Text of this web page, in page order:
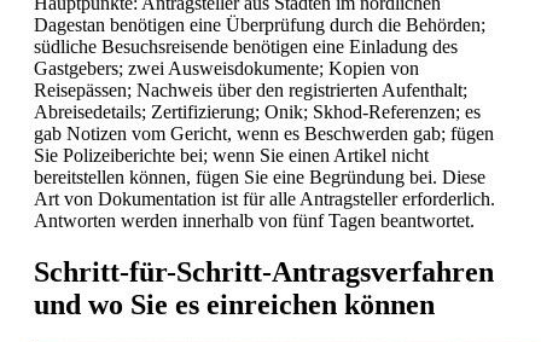
Dagestan benötigen eine Überprüfung durch die Behörden;
südliche Besuchsreisende benötigen eine Einladung des
Gastgebers; zwei Ausweisdokumente; Kopien von
Reisepässen; Nachweis über den registrierten Aufenthalt;
Abreisedetails; Zertifizierung; Onik; Skhod-Referenzen; es
gab Notizen vom Gericht, wenn es Beschwerden gab; fügen
Sie Polizeiberichte bei; wenn Sie einen Artikel nicht
bereitstellen können, fügen Sie eine Begründung bei. Diese
Art von Dokumentation ist für alle Antragsteller erforderlich.
Antworten werden innerhalb von fünf Tagen beantwortet.
Schritt-für-Schritt-Antragsverfahren
und wo Sie es einreichen können